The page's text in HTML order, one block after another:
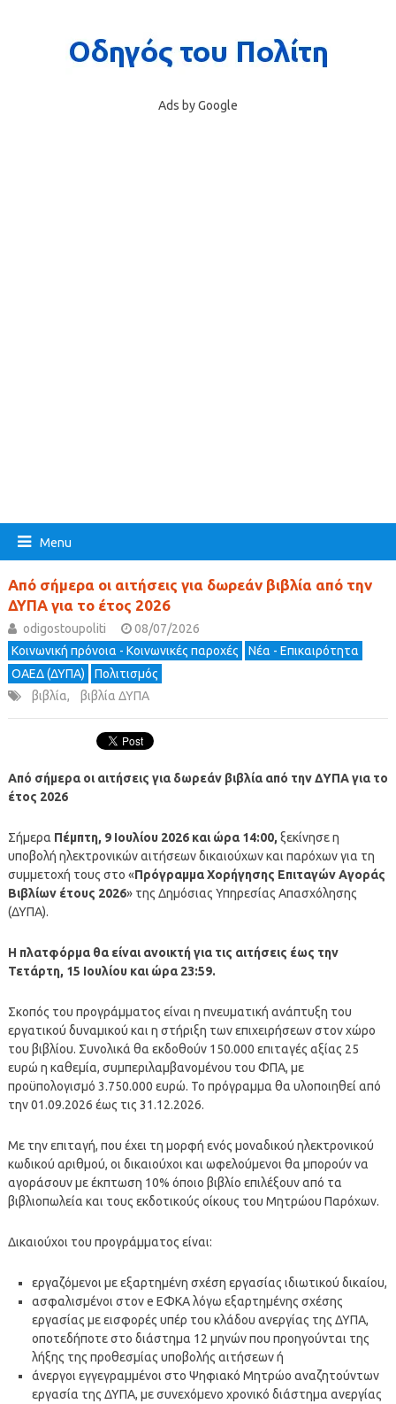
Ads by Google
Menu
Από σήμερα οι αιτήσεις για δωρεάν βιβλία από την
ΔΥΠΑ για το έτος 2026
odigostoupoliti
08/07/2026
Κοινωνική πρόνοια - Κοινωνικές παροχές
Νέα - Επικαιρότητα
ΟΑΕΔ (ΔΥΠΑ)
Πολιτισμός
βιβλία, βιβλία ΔΥΠΑ
Από σήμερα οι αιτήσεις για δωρεάν βιβλία από την ΔΥΠΑ για το
έτος 2026
Σήμερα Πέμπτη, 9 Ιουλίου 2026 και ώρα 14:00, ξεκίνησε η
υποβολή ηλεκτρονικών αιτήσεων δικαιούχων και παρόχων για τη
συμμετοχή τους στο «Πρόγραμμα Χορήγησης Επιταγών Αγοράς
Βιβλίων έτους 2026» της Δημόσιας Υπηρεσίας Απασχόλησης
(ΔΥΠΑ).
Η πλατφόρμα θα είναι ανοικτή για τις αιτήσεις έως την
Τετάρτη, 15 Ιουλίου και ώρα 23:59.
Σκοπός του προγράμματος είναι η πνευματική ανάπτυξη του
εργατικού δυναμικού και η στήριξη των επιχειρήσεων στον χώρο
του βιβλίου. Συνολικά θα εκδοθούν 150.000 επιταγές αξίας 25
ευρώ η καθεμία, συμπεριλαμβανομένου του ΦΠΑ, με
προϋπολογισμό 3.750.000 ευρώ. Το πρόγραμμα θα υλοποιηθεί από
την 01.09.2026 έως τις 31.12.2026.
Με την επιταγή, που έχει τη μορφή ενός μοναδικού ηλεκτρονικού
κωδικού αριθμού, οι δικαιούχοι και ωφελούμενοι θα μπορούν να
αγοράσουν με έκπτωση 10% όποιο βιβλίο επιλέξουν από τα
βιβλιοπωλεία και τους εκδοτικούς οίκους του Μητρώου Παρόχων.
Δικαιούχοι του προγράμματος είναι:
εργαζόμενοι με εξαρτημένη σχέση εργασίας ιδιωτικού δικαίου,
ασφαλισμένοι στον e EΦΚΑ λόγω εξαρτημένης σχέσης
εργασίας με εισφορές υπέρ του κλάδου ανεργίας της ΔΥΠΑ,
οποτεδήποτε στο διάστημα 12 μηνών που προηγούνται της
λήξης της προθεσμίας υποβολής αιτήσεων ή
άνεργοι εγγεγραμμένοι στο Ψηφιακό Μητρώο αναζητούντων
εργασία της ΔΥΠΑ, με συνεχόμενο χρονικό διάστημα ανεργίας